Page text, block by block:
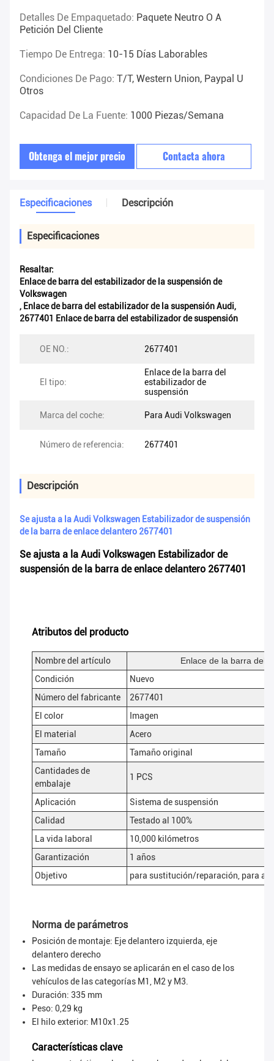
Detalles De Empaquetado: Paquete Neutro O A
Petición Del Cliente
Tiempo De Entrega: 10-15 Días Laborables
Condiciones De Pago: T/T, Western Union, Paypal U
Otros
Capacidad De La Fuente: 1000 Piezas/semana
Obtenga el mejor precio Contacta ahora
Especificaciones Descripción
Especificaciones
Resaltar:
Enlace de barra del estabilizador de la suspensión de
Volkswagen
, Enlace de barra del estabilizador de la suspensión Audi,
2677401 Enlace de barra del estabilizador de suspensión
OE NO.: 2677401
El tipo:
Enlace de la barra del
estabilizador de
suspensión
Marca del coche: Para Audi Volkswagen
Número de referencia: 2677401
Descripción
Se ajusta a la Audi Volkswagen Estabilizador de suspensión
de la barra de enlace delantero 2677401
Se ajusta a la Audi Volkswagen Estabilizador de
suspensión de la barra de enlace delantero 2677401
Atributos del producto
Nombre del artículo
Enlace de la barra del
Condición
Nuevo
Número del fabricante
2677401
El color
Imagen
El material
Acero
Tamaño
Tamaño original
Cantidades de
embalaje
1 PCS
Aplicación
Sistema de suspensión
Calidad
Testado al 100%
La vida laboral
10,000 kilómetros
Garantización
1 años
Objetivo
para sustitución/reparación, para
Norma de parámetros
Posición de montaje: Eje delantero izquierda, eje
delantero derecho
Las medidas de ensayo se aplicarán en el caso de los
vehículos de las categorías M1, M2 y M3.
Duración: 335 mm
Peso: 0,29 kg
El hilo exterior: M10x1.25
Características clave